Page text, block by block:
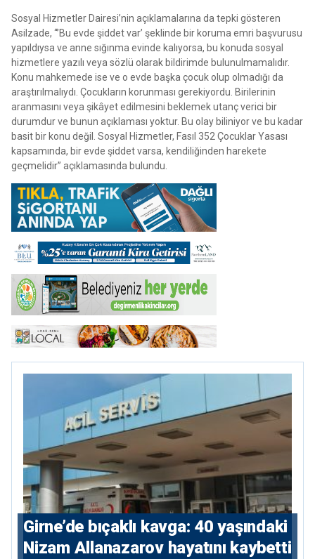
Sosyal Hizmetler Dairesi’nin açıklamalarına da tepki gösteren
Asilzade, “’Bu evde şiddet var’ şeklinde bir koruma emri başvurusu
yapıldıysa ve anne sığınma evinde kalıyorsa, bu konuda sosyal
hizmetlere yazılı veya sözlü olarak bildirimde bulunulmamalıdır.
Konu mahkemede ise ve o evde başka çocuk olup olmadığı da
araştırılmalıydı. Çocukların korunması gerekiyordu. Birilerinin
aranmasını veya şikâyet edilmesini beklemek utanç verici bir
durumdur ve bunun açıklaması yoktur. Bu olay biliniyor ve bu kadar
basit bir konu değil. Sosyal Hizmetler, Fasıl 352 Çocuklar Yasası
kapsamında, bir evde şiddet varsa, kendiliğinden harekete
geçmelidir” açıklamasında bulundu.
Girne’de bıçaklı kavga: 40 yaşındaki
Nizam Allanazarov hayatını kaybetti